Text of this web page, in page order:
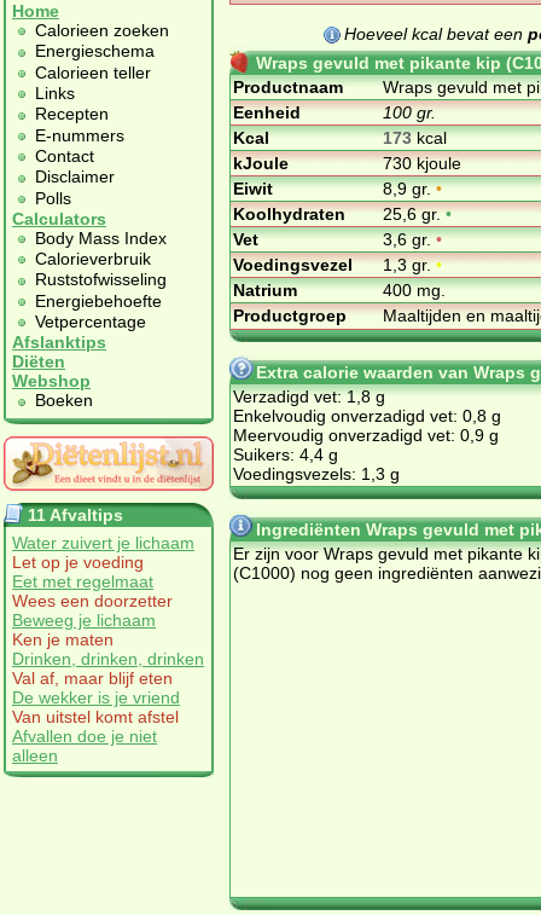
Home
Calorieen zoeken
Energieschema
Calorieen teller
Links
Recepten
E-nummers
Contact
Disclaimer
Polls
Calculators
Body Mass Index
Calorieverbruik
Ruststofwisseling
Energiebehoefte
Vetpercentage
Afslanktips
Diëten
Webshop
Boeken
11 Afvaltips
Water zuivert je lichaam
Let op je voeding
Eet met regelmaat
Wees een doorzetter
Beweeg je lichaam
Ken je maten
Drinken, drinken, drinken
Val af, maar blijf eten
De wekker is je vriend
Van uitstel komt afstel
Afvallen doe je niet
alleen
Hoeveel kcal bevat een
Wraps gevuld met pikante kip
Productnaam
Wraps gevuld met
Eenheid
100 gr.
Kcal
173kcal
kJoule
730 kjoule
Eiwit
8,9 gr.•
Koolhydraten
25,6 gr.•
Vet
3,6 gr.•
Voedingsvezel
1,3 gr.•
Natrium
400 mg.
Productgroep
Maaltijden en
Extra calorie waarden van Wraps
Verzadigd vet: 1,8 g
Enkelvoudig onverzadigd vet: 0,8 g
Meervoudig onverzadigd vet: 0,9 g
Suikers: 4,4 g
Voedingsvezels: 1,3 g
Ingrediënten Wraps gevuld met
Er zijn voor Wraps gevuld met pikante
(C1000) nog geen ingrediënten